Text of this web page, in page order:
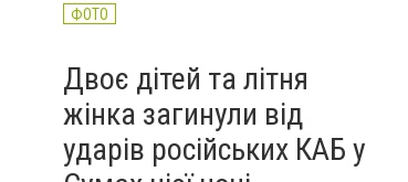
ФОТО
Двоє дітей та літня
жінка загинули від
ударів російських КАБ у